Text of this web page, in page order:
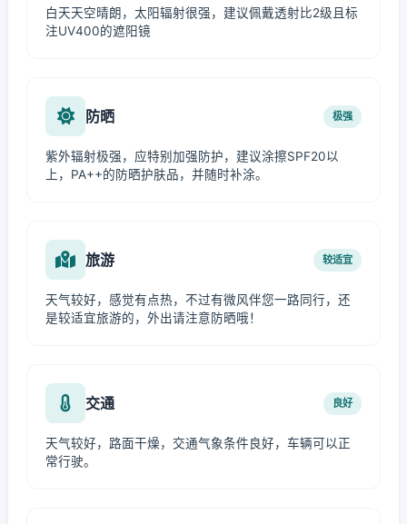
白天天空晴朗，太阳辐射很强，建议佩戴透射比2级且标
注UV400的遮阳镜
防晒 极强
紫外辐射极强，应特别加强防护，建议涂擦SPF20以
上，PA++的防晒护肤品，并随时补涂。
旅游 较适宜
天气较好，感觉有点热，不过有微风伴您一路同行，还
是较适宜旅游的，外出请注意防晒哦！
交通 良好
天气较好，路面干燥，交通气象条件良好，车辆可以正
常行驶。